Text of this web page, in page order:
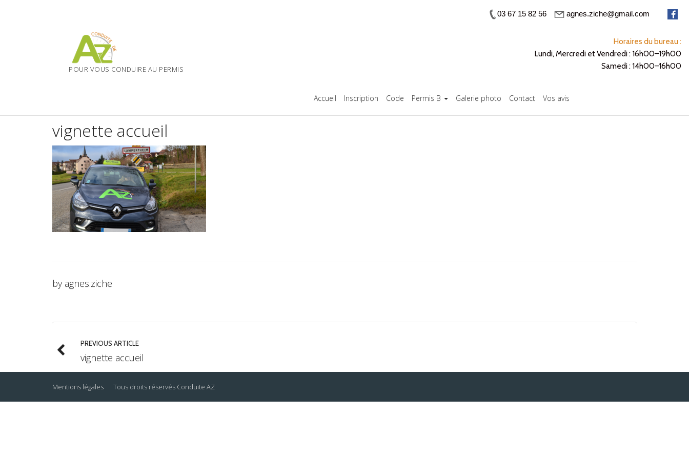
03 67 15 82 56 agnes.ziche@gmail.com
POUR VOUS CONDUIRE AU PERMIS
Horaires du bureau :
Lundi, Mercredi et Vendredi : 16h00–19h00
Samedi : 14h00–16h00
Accueil Inscription Code Permis B Galerie photo Contact Vos avis
vignette accueil
by agnes.ziche
PREVIOUS ARTICLE
vignette accueil
Mentions légales Tous droits réservés Conduite AZ